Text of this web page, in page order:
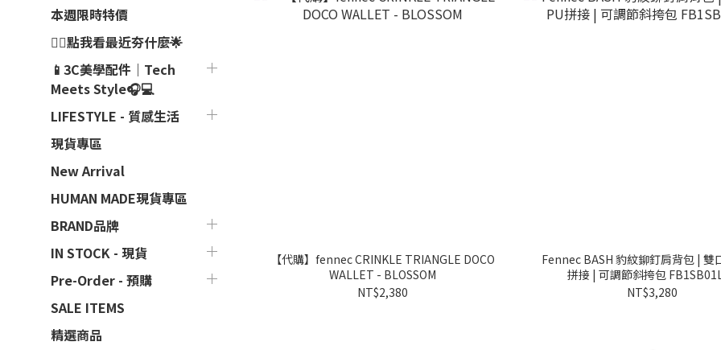
本週限時特價
👉🏼點我看最近夯什麼🌟
📱3C美學配件｜Tech
Meets Style🎧💻
LIFESTYLE - 質感生活
現貨專區
New Arrival
HUMAN MADE現貨專區
BRAND品牌
IN STOCK - 現貨
Pre-Order - 預購
SALE ITEMS
精選商品
【代購】fennec CRINKLE TRIANGLE DOCO
WALLET - BLOSSOM
NT$2,380
Fennec BASH 豹紋鉚釘肩背包 | 雙
拼接 | 可調節斜挎包
NT$3,280